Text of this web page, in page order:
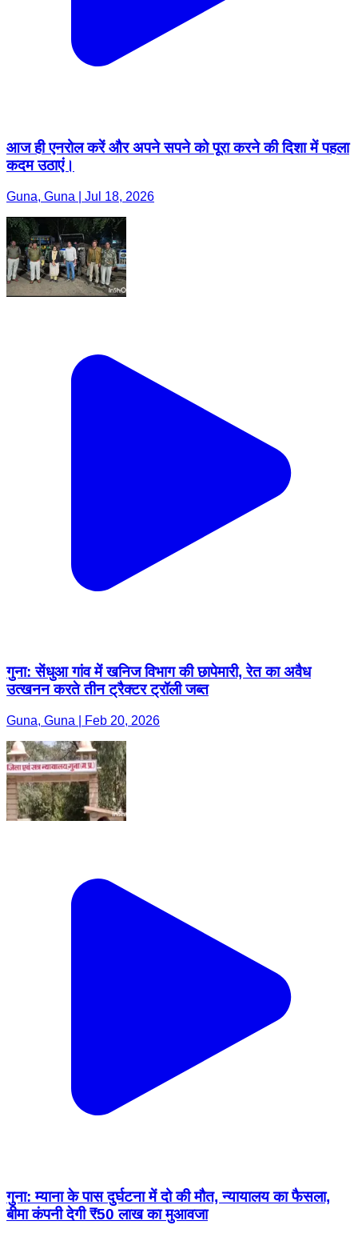
आज ही एनरोल करें और अपने सपने को पूरा करने की दिशा में पहला
कदम उठाएं।
Guna, Guna | Jul 18, 2026
गुना: सेंधुआ गांव में खनिज विभाग की छापेमारी, रेत का अवैध
उत्खनन करते तीन ट्रैक्टर ट्रॉली जब्त
Guna, Guna | Feb 20, 2026
गुना: म्याना के पास दुर्घटना में दो की मौत, न्यायालय का फैसला,
बीमा कंपनी देगी ₹50 लाख का मुआवजा